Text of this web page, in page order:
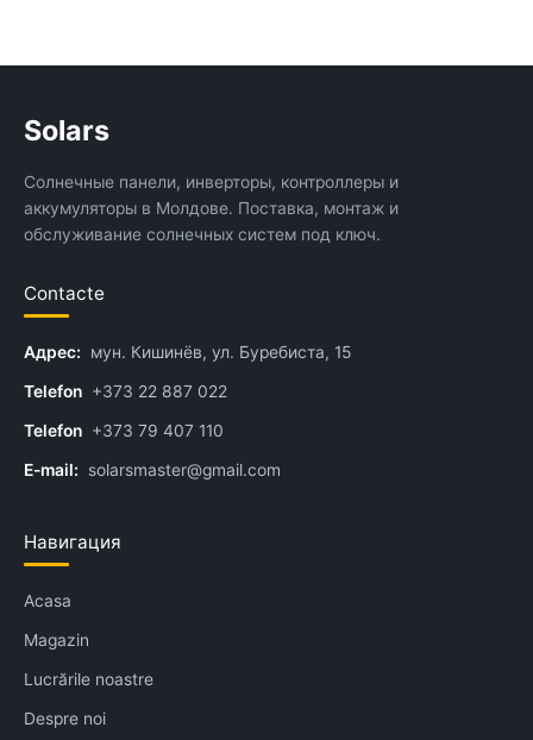
Solars
Солнечные панели, инверторы, контроллеры и
аккумуляторы в Молдове. Поставка, монтаж и
обслуживание солнечных систем под ключ.
Contacte
Адрес: мун. Кишинёв, ул. Буребиста, 15
Telefon +373 22 887 022
Telefon +373 79 407 110
E-mail: solarsmaster@gmail.com
Навигация
Acasa
Magazin
Lucrările noastre
Despre noi